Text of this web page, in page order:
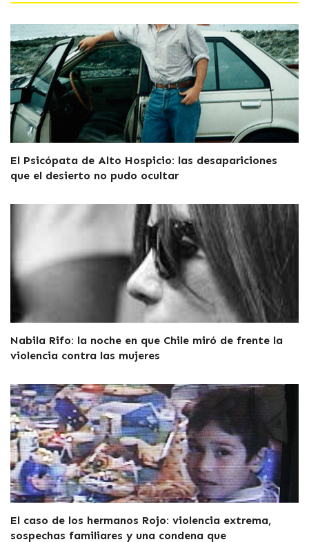
El Psicópata de Alto Hospicio: las desapariciones
que el desierto no pudo ocultar
Nabila Rifo: la noche en que Chile miró de frente la
violencia contra las mujeres
El caso de los hermanos Rojo: violencia extrema,
sospechas familiares y una condena que